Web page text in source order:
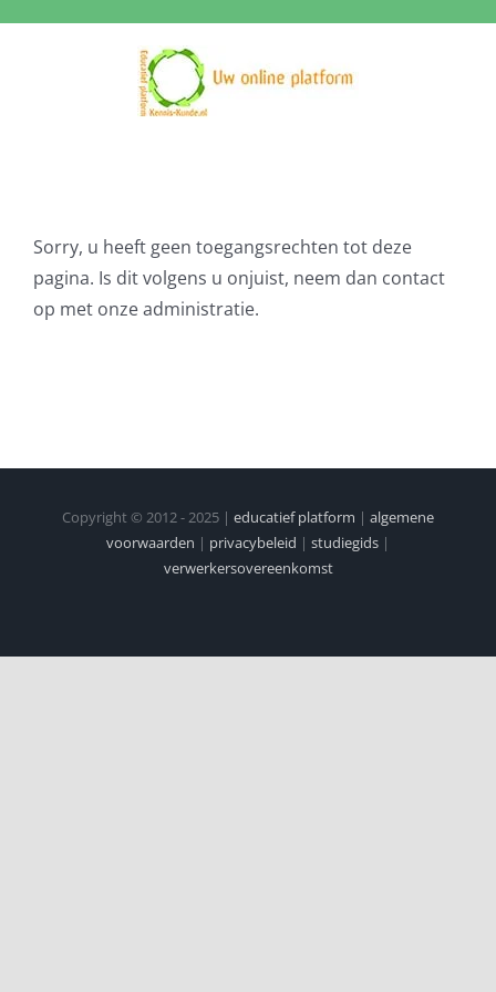
Sorry, u heeft geen toegangsrechten tot deze
pagina. Is dit volgens u onjuist, neem dan contact
op met onze administratie.
Copyright © 2012 - 2025 | educatief platform | algemene
voorwaarden | privacybeleid | studiegids |
verwerkersovereenkomst